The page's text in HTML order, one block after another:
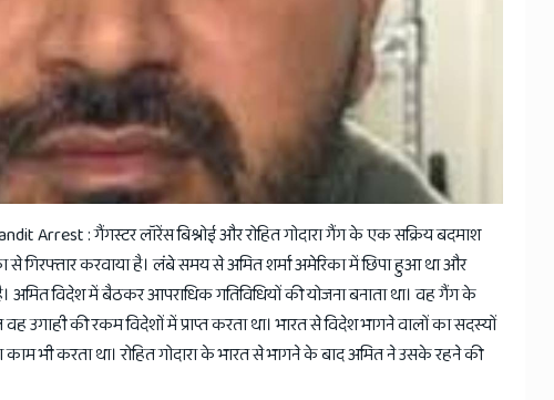
Arrest : गैंगस्टर लॉरेंस बिश्नोई और रोहित गोदारा गैंग के एक सक्रिय बदमाश
से गिरफ्तार करवाया है। लंबे समय से अमित शर्मा अमेरिका में छिपा हुआ था और
अमित विदेश में बैठकर आपराधिक गतिविधियों की योजना बनाता था। वह गैंग के
की रकम विदेशों में प्राप्त करता था। भारत से विदेश भागने वालों का सदस्यों
भी करता था। रोहित गोदारा के भारत से भागने के बाद अमित ने उसके रहने की